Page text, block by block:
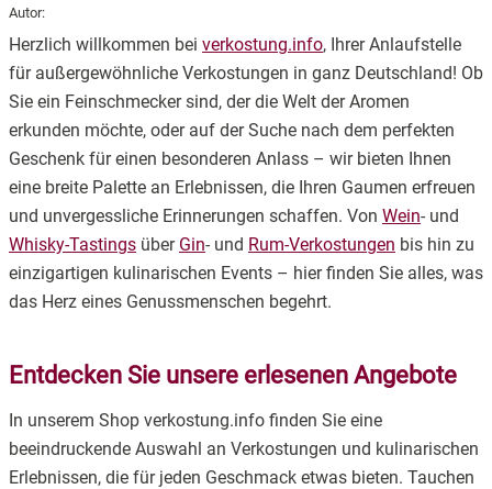
1.
Unvergessliche Erlebnisse verschenken
3. Einfach und bequem – Ihre Buchung in wenigen Schritten
4. Wir sind für Sie da – Ihr Ansprechpartner für alle Fragen
Autor:
Herzlich willkommen bei verkostung.info, Ihrer Anlaufstelle
für außergewöhnliche Verkostungen in ganz Deutschland! Ob
Sie ein Feinschmecker sind, der die Welt der Aromen
erkunden möchte, oder auf der Suche nach dem perfekten
Geschenk für einen besonderen Anlass – wir bieten Ihnen
eine breite Palette an Erlebnissen, die Ihren Gaumen erfreuen
und unvergessliche Erinnerungen schaffen. Von Wein- und
Whisky-Tastings über Gin- und Rum-Verkostungen bis hin zu
einzigartigen kulinarischen Events – hier finden Sie alles, was
das Herz eines Genussmenschen begehrt.
Entdecken Sie unsere erlesenen Angebote
In unserem Shop verkostung.info finden Sie eine
beeindruckende Auswahl an Verkostungen und kulinarischen
Erlebnissen, die für jeden Geschmack etwas bieten. Tauchen